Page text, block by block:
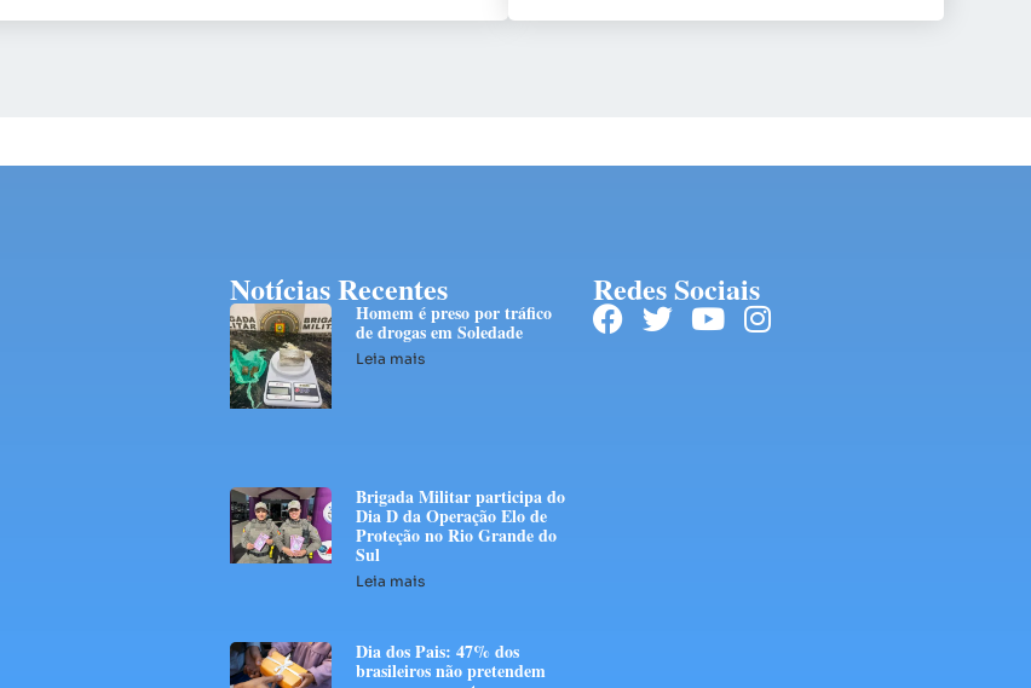
Notícias Recentes
Homem é preso por tráfico
de drogas em Soledade
Leia mais
Brigada Militar participa do
Dia D da Operação Elo de
Proteção no Rio Grande do
Sul
Leia mais
Dia dos Pais: 47% dos
brasileiros não pretendem
Redes Sociais